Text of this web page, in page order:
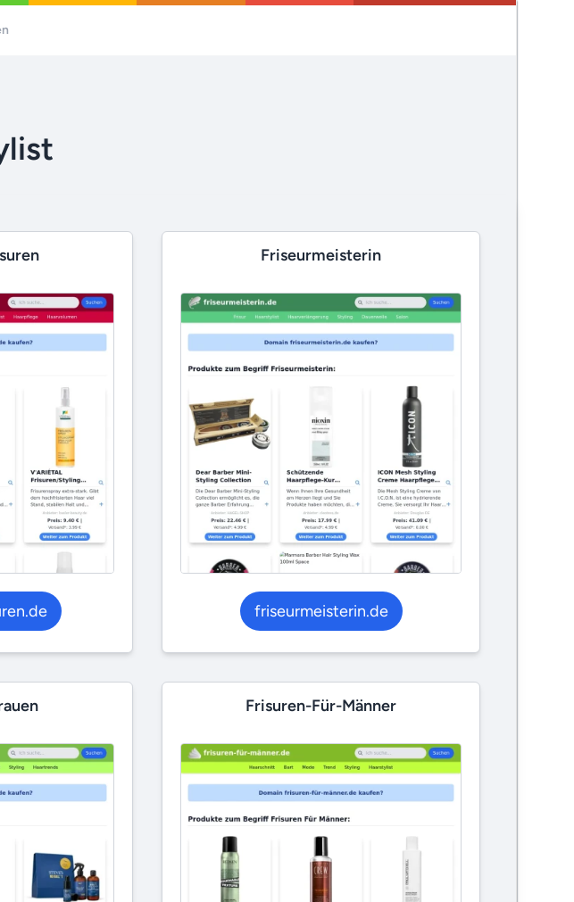
Friseurmeisterin
friseurmeisterin.de
Frisuren-Für-Männer